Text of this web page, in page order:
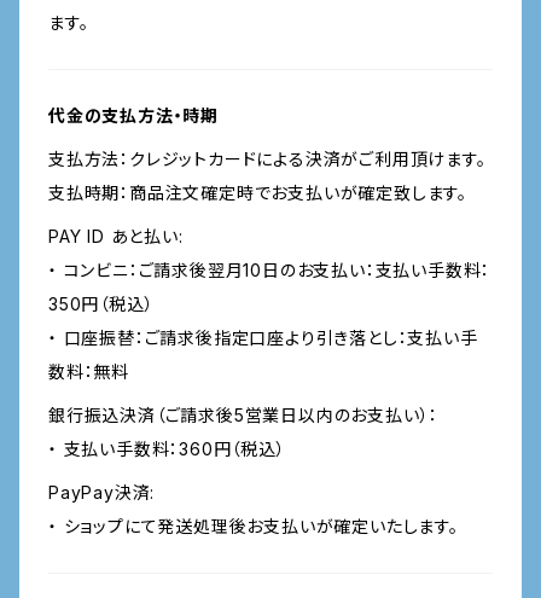
ます。
代金の支払方法・時期
支払方法：クレジットカードによる決済がご利用頂けます。
支払時期：商品注文確定時でお支払いが確定致します。
PAY ID あと払い:
・ コンビニ：ご請求後翌月10日のお支払い：支払い手数料：
350円（税込）
・ 口座振替：ご請求後指定口座より引き落とし：支払い手
数料：無料
銀行振込決済（ご請求後5営業日以内のお支払い）：
・ 支払い手数料：360円（税込）
PayPay決済:
・ ショップにて発送処理後お支払いが確定いたします。